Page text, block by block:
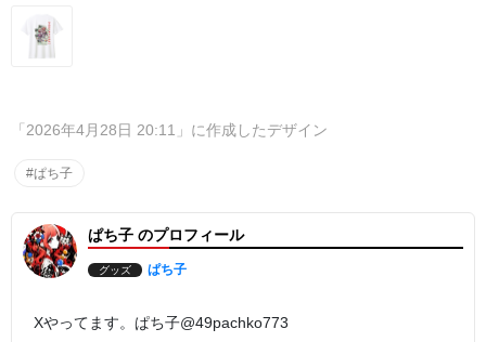
「2026年4月28日 20:11」に作成したデザイン
#ぱち子
ぱち子 のプロフィール
グッズ ぱち子
Xやってます。ぱち子@49pachko773